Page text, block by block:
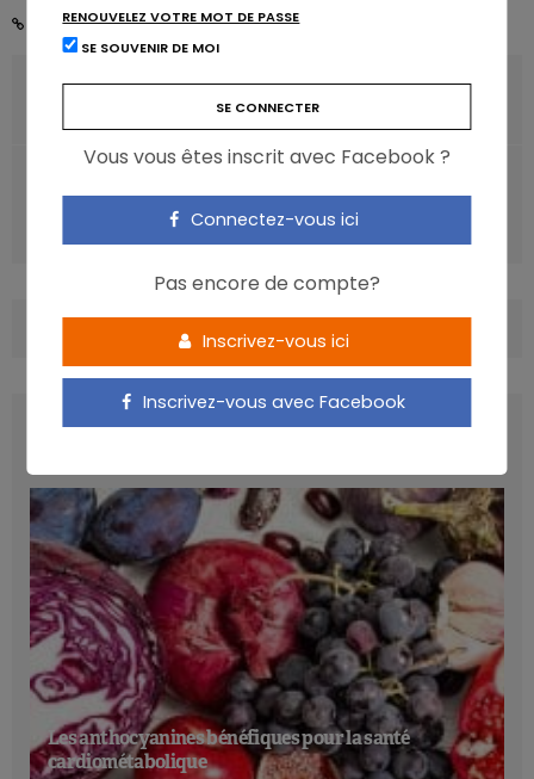
ARTICLE PRÉCÉDENT
L’obésité aggraverait le risque de maladie d’Alzheimer
L’insécurité alimentaire favoriserait l’hyperactivité de
l’enfant
LATEST POSTS
Les anthocyanines bénéfiques pour la santé
cardiométabolique
RENOUVELEZ VOTRE MOT DE PASSE
SE SOUVENIR DE MOI
Vous vous êtes inscrit avec Facebook ?
Connectez-vous ici
Pas encore de compte?
Inscrivez-vous ici
Inscrivez-vous avec Facebook